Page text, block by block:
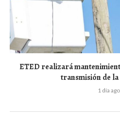
ETED realizará
transmisión de
1 día ago